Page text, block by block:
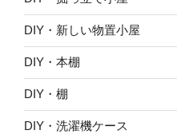
DIY・新しい物置小屋
DIY・本棚
DIY・棚
DIY・洗濯機ケース